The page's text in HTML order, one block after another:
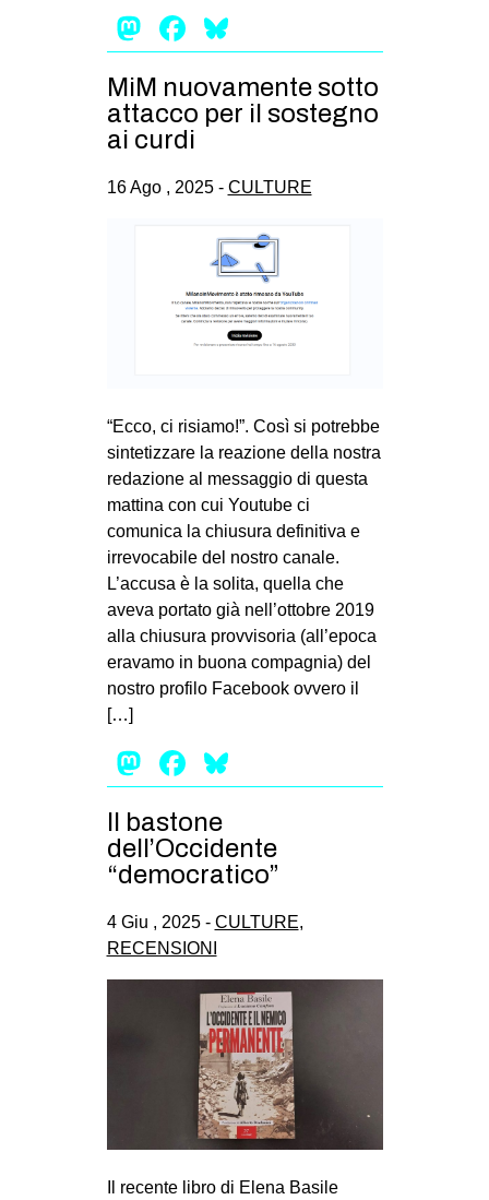
ARTE
MANIFESTI
RECENSIONI
AFRICA
AMERICHE
ESTREMO ORIENTE
MONDO
EVENTI
in
Fb
tw
bsky
SEARCH
Mastodon
Facebook
MiM nuovamente sotto
attacco per il sostegno
ai curdi
16 Ago , 2025 - CULTURE
“Ecco, ci risiamo!”. Così si potrebbe
sintetizzare la reazione della nostra
redazione al messaggio di questa
mattina con cui Youtube ci
comunica la chiusura definitiva e
irrevocabile del nostro canale.
L’accusa è la solita, quella che
aveva portato già nell’ottobre 2019
alla chiusura provvisoria (all’epoca
eravamo in buona compagnia) del
nostro profilo Facebook ovvero il
[…]
Mastodon
Facebook
Il bastone
dell’Occidente
“democratico”
4 Giu , 2025 - CULTURE,
RECENSIONI
Il recente libro di Elena Basile